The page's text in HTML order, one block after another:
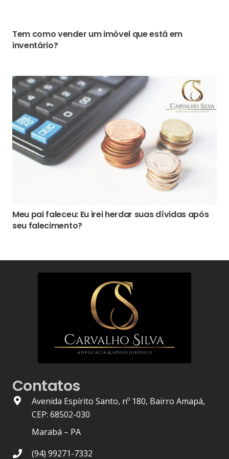
Tem como vender um imóvel que está em
inventário?
Meu pai faleceu: Eu irei herdar suas dívidas após
seu falecimento?
Contatos
Avenida Espírito Santo, nº 180, Bairro Amapá,
CEP: 68502-030
Marabá – PA
(94) 99271-7332